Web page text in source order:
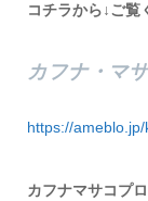
コチラから↓ご覧
カフナ・マ
https://
カフナマサコプ